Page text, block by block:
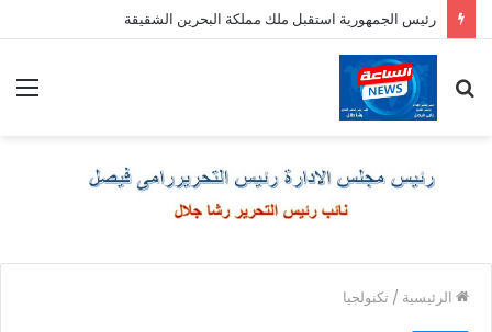
رئيس الجمهورية استقبل ملك مملكة البحرين الشقيقة
عن
الرئيسية / تكنولجيا